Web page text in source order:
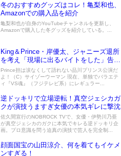
冬のおすすめグッズはコレ！亀梨和也、
Amazonでの購入品を紹介
亀梨和也が自身のYouTubeチャンネルを更新し、
Amazonで購入した冬グッズを紹介している。...
King＆Prince・岸優太、ジャニーズ退所
を考え「現場に出るバイトをした」告白
にファン「Princeが干されていた時期
か」と衝撃
Prince担は涙なくして語れない品川プリンス公演だ
よ！（C）サイゾーウーマン 現在、単独でバラエテ
ィ『VS魂』（フジテレビ系）にレギュラー...
逆ドッキリで立場逆転！真空ジェシカガ
クが演技うますぎ女優の本気ギレに撃沈
佐久間宣行のNOBROCK TVで、女優・伊勢川乃亜
が真空ジェシカのガクに本気でキレる逆ドッキリ企
画。プロ意識を問う迫真の演技で芸人を完全制...
顔面国宝の山田涼介、何を着てもイケメ
ンすぎる！